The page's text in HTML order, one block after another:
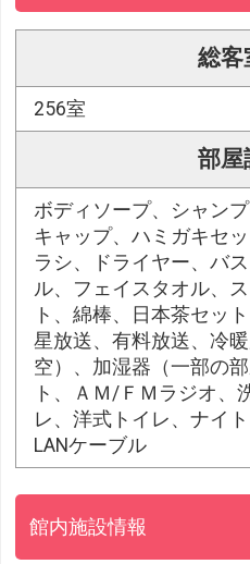
総客
256室
部屋
ボディソープ、シャン
キャップ、ハミガキセ
ラシ、ドライヤー、バ
ル、フェイスタオル、
ト、綿棒、日本茶セッ
星放送、有料放送、冷
空）、加湿器（一部の
ト、ＡＭ/ＦＭラジオ、
レ、洋式トイレ、ナイ
LANケーブル
館内施設情報